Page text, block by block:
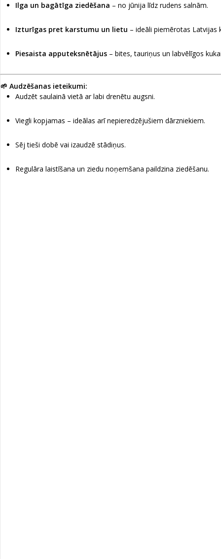
Ilga un bagātīga ziedēšana – no jūnija līdz rudens salnām.
Izturīgas pret karstumu un lietu – ideāli piemērotas Latvijas
Piesaista apputeksnētājus – bites, tauriņus un labvēlīgos
🌱 Audzēšanas ieteikumi:
Audzēt saulainā vietā ar labi drenētu augsni.
Viegli kopjamas – ideālas arī nepieredzējušiem dārzniekiem.
Sēj tieši dobē vai izaudzē stādiņus.
Regulāra laistīšana un ziedu noņemšana paildzina ziedēšanu.